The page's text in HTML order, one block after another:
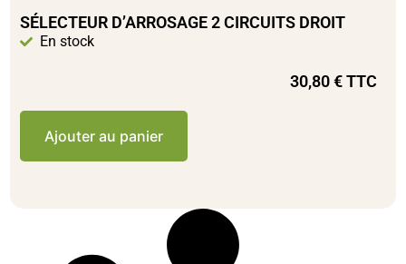
SÉLECTEUR D’ARROSAGE 2 CIRCUITS DROIT
En stock
30,80€TTC
Ajouter au panier